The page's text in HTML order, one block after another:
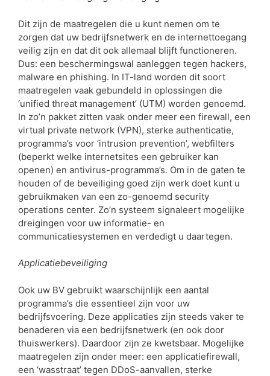
Dit zijn de maatregelen die u kunt nemen om te
zorgen dat uw bedrijfsnetwerk en de internettoegang
veilig zijn en dat dit ook allemaal blijft functioneren.
Dus: een beschermingswal aanleggen tegen hackers,
malware en phishing. In IT-land worden dit soort
maatregelen vaak gebundeld in oplossingen die
‘unified threat management’ (UTM) worden genoemd.
In zo’n pakket zitten vaak onder meer een firewall, een
virtual private network (VPN), sterke authenticatie,
programma’s voor ‘intrusion prevention’, webfilters
(beperkt welke internetsites een gebruiker kan
openen) en antivirus-programma’s. Om in de gaten te
houden of de beveiliging goed zijn werk doet kunt u
gebruikmaken van een zo-genoemd security
operations center. Zo’n systeem signaleert mogelijke
dreigingen voor uw informatie- en
communicatiesystemen en verdedigt u daartegen.
Applicatiebeveiliging
Ook uw BV gebruikt waarschijnlijk een aantal
programma’s die essentieel zijn voor uw
bedrijfsvoering. Deze applicaties zijn steeds vaker te
benaderen via een bedrijfsnetwerk (en ook door
thuiswerkers). Daardoor zijn ze kwetsbaar. Mogelijke
maatregelen zijn onder meer: een applicatiefirewall,
een ‘wasstraat’ tegen DDoS-aanvallen, sterke